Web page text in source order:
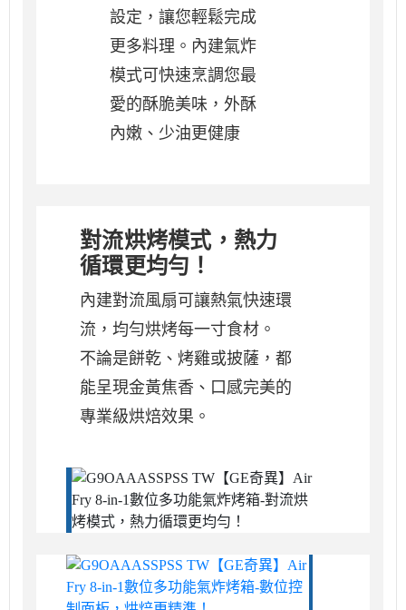
設定，讓您輕鬆完成
更多料理。內建氣炸
模式可快速烹調您最
愛的酥脆美味，外酥
內嫩、少油更健康
對流烘烤模式，熱力
循環更均勻！
內建對流風扇可讓熱氣快速環
流，均勻烘烤每一寸食材。
不論是餅乾、烤雞或披薩，都
能呈現金黃焦香、口感完美的
專業級烘焙效果。